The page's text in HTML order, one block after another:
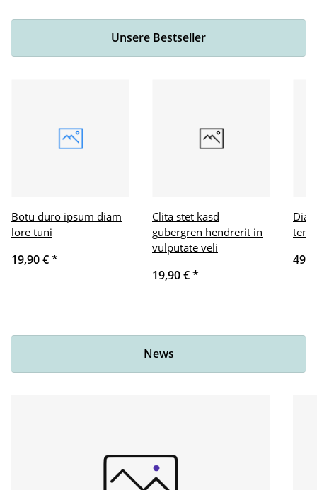
Unsere Bestseller
Botu duro ipsum diam
lore tuni
19,90 €*
Clita stet kasd
gubergren hendrerit in
vulputate veli
19,90 €*
News